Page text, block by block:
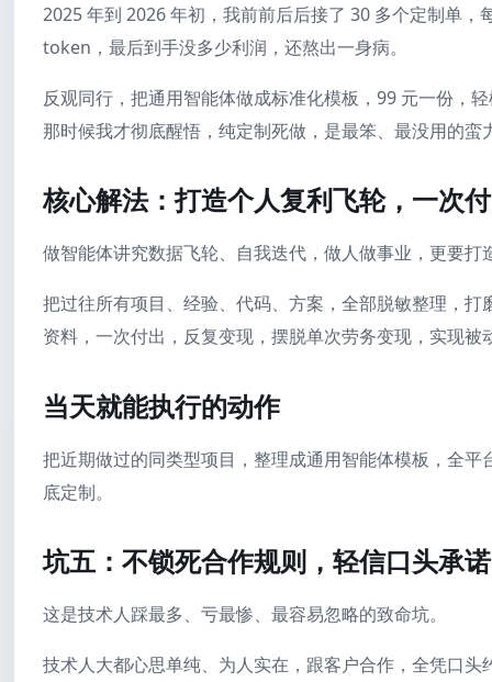
2025 年到 2026 年初，我前前后后接了 30 多个定制单
token，最后到手没多少利润，还熬出一身病。
反观同行，把通用智能体做成标准化模板，99 元一份，
那时候我才彻底醒悟，纯定制死做，是最笨、最没用的蛮
核心解法：打造个人复利飞轮，一次
做智能体讲究数据飞轮、自我迭代，做人做事业，更要打
把过往所有项目、经验、代码、方案，全部脱敏整理，
资料，一次付出，反复变现，摆脱单次劳务变现，实现被
当天就能执行的动作
把近期做过的同类型项目，整理成通用智能体模板，全
底定制。
坑五：不锁死合作规则，轻信口头承
这是技术人踩最多、亏最惨、最容易忽略的致命坑。
技术人大都心思单纯、为人实在，跟客户合作，全凭口